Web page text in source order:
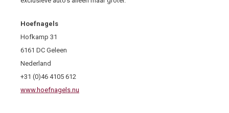
Hoefnagels
Hofkamp 31
6161 DC Geleen
Nederland
+31 (0)46 4105 612
www.hoefnagels.nu